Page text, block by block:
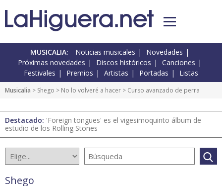
MUSICALIA: Noticias musicales
Novedades
Próximas novedades
Discos históricos
Canciones
Festivales
Premios Artistas Portadas Listas
Musicalia > Shego > No lo volveré a hacer > Curso avanzado de perra
Destacado: 'Foreign tongues' es el vigesimoquinto álbum de
estudio de los Rolling Stones
Shego